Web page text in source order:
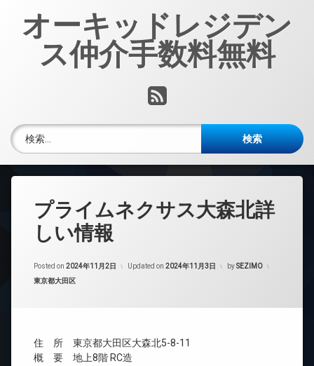
オーキッドレジデン
ス仲介手数料無料
RSS
検索:
プライムネクサス大森北詳
しい情報
Posted on 2024年11月2日 Updated on 2024年11月3日 bySEZIMO
カテゴリー:
東京都大田区
住 所 東京都大田区大森北5-8-11
概 要 地上8階 RC造